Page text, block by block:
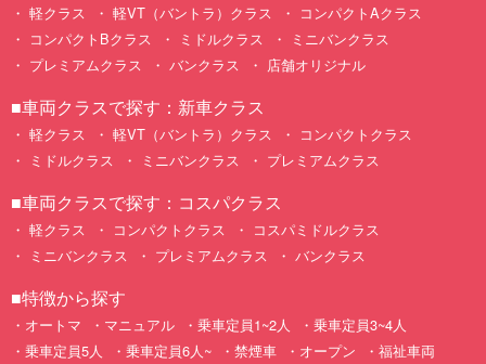
軽クラス 軽VT（バントラ）クラス
コンパクトAクラス
コンパクトBクラス
ミドルクラス
ミニバンクラス
プレミアムクラス
バンクラス 店舗オリジナル
■車両クラスで探す：新車クラス
軽クラス 軽VT（バントラ）クラス
コンパクトクラス
ミドルクラス
ミニバンクラス プレミアムクラス
■車両クラスで探す：コスパクラス
軽クラス コンパクトクラス
コスパミドルクラス
ミニバンクラス
プレミアムクラス バンクラス
■特徴から探す
オートマ マニュアル 乗車定員1~2人
乗車定員3~4人
乗車定員5人
乗車定員6人~ 禁煙車 オープン 福祉車両